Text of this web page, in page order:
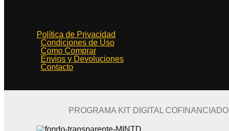
Política de Privacidad
Condiciones de Uso
Como Comprar
Envios y Devoluciones
Contacto
PROGRAMA KIT DIGITAL